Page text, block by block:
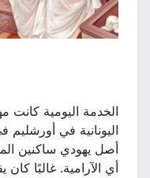
الخدمة اليومية كانت
اليونانية في أورشليم
أصل يهودي ساكنين
أي الآرامية. غالبًا كان